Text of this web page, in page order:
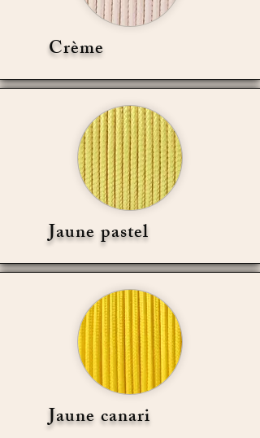
Crème
Jaune pastel
Jaune canari